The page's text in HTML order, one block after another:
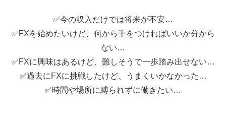
✅今の収入だけでは将来が不安…
✅FXを始めたいけど、何から手をつければいいか分から
ない…
✅FXに興味はあるけど、難しそうで一歩踏み出せない…
✅過去にFXに挑戦したけど、うまくいかなかった…
✅時間や場所に縛られずに働きたい…